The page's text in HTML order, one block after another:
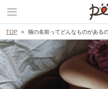
TOP 猫の名前ってどんなものがあるのか